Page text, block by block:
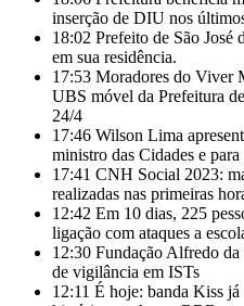
inserção de DIU nos
18:02 Prefeito de São José
em sua residência.
17:53 Moradores do Viver
UBS móvel da Prefeitura
24/4
17:46 Wilson Lima
ministro das Cidades e
17:41 CNH Social 2023:
realizadas nas primeiras
12:42 Em 10 dias, 225
ligação com ataques a
12:30 Fundação Alfredo da
de vigilância em ISTs
12:11 É hoje: banda Kiss